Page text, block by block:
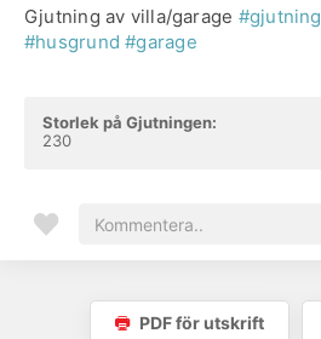
Gjutning av villa/garage #gjutning
#husgrund #garage
Storlek på Gjutningen:
230
PDF för utskrift